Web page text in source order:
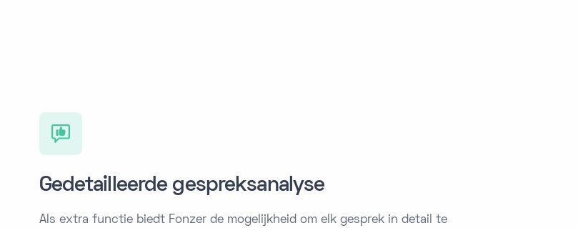
Gedetailleerde gespreksanalyse
Als extra functie biedt Fonzer de mogelijkheid om elk gesprek in detail te